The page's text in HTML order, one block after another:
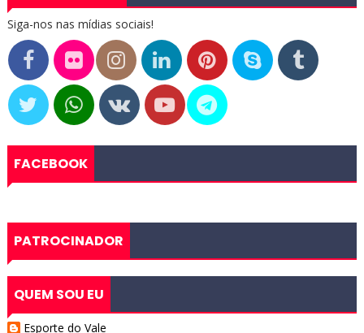
Siga-nos nas mídias sociais!
FACEBOOK
PATROCINADOR
QUEM SOU EU
Esporte do Vale